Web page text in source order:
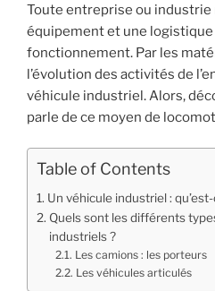
Toute entreprise ou
équipement et une logistique
fonctionnement. Par les
l’évolution des activités de
véhicule industriel. Alors,
parle de ce moyen de
Table of Contents
Un véhicule industriel : qu’est-
Quels sont les différents
industriels ?
Les camions : les porteurs
Les véhicules articulés